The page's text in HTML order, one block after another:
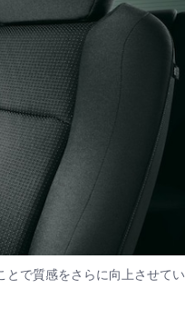
とで質感をさらに向上させてい